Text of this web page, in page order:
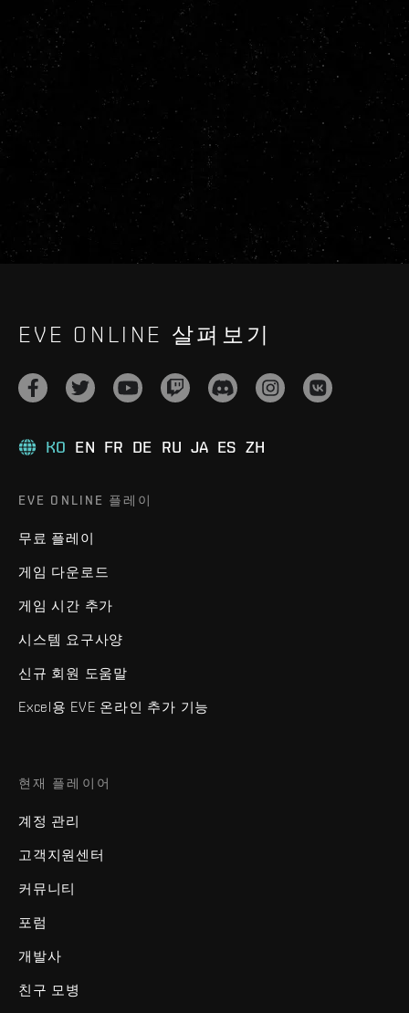
EVE ONLINE 살펴보기
KO EN FR DE RU JA ES ZH
EVE ONLINE 플레이
무료 플레이
게임 다운로드
게임 시간 추가
시스템 요구사양
신규 회원 도움말
Excel용 EVE 온라인 추가 기능
현재 플레이어
계정 관리
고객지원센터
커뮤니티
포럼
개발사
친구 모병